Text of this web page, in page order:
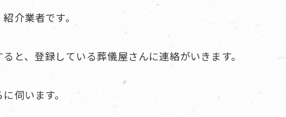
介業者です。
と、登録している葬儀屋さんに連絡がいきます。
伺います。